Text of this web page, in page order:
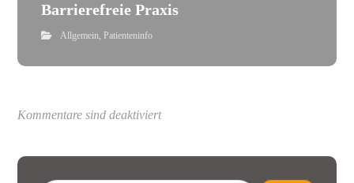
Barrierefreie Praxis
Allgemein, Patienteninfo
Kommentare sind deaktiviert